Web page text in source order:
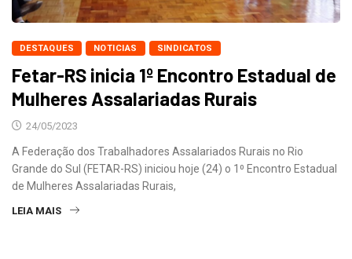
DESTAQUES NOTICIAS SINDICATOS
Fetar-RS inicia 1º Encontro Estadual de
Mulheres Assalariadas Rurais
24/05/2023
A Federação dos Trabalhadores Assalariados Rurais no Rio
Grande do Sul (FETAR-RS) iniciou hoje (24) o 1⁰ Encontro Estadual
de Mulheres Assalariadas Rurais,
LEIA MAIS